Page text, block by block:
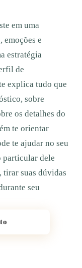
em uma
emoções e
estratégia
de
explica tudo que
sobre
os detalhes do
te orientar
te ajudar no seu
particular dele
tirar suas dúvidas
seu